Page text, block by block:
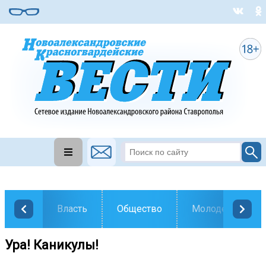
Власть Общество Молодежь
Ура! Каникулы!